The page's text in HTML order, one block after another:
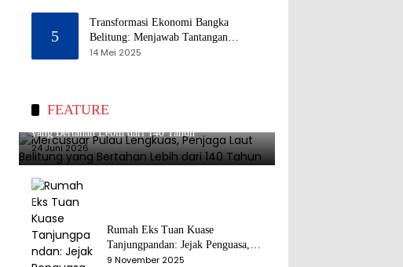
5
Transformasi Ekonomi Bangka
Belitung: Menjawab Tantangan
Melalui Pengelolaan Sumber Daya
14 Mei 2025
FEATURE
Mercusuar Pulau Lengkuas, Penjaga Laut Belitung
yang Bertahan Lebih dari 140 Tahun
24 Juni 2026
Rumah Eks Tuan Kuase
Tanjungpandan: Jejak Penguasa,
Jejak Kenangan
9 November 2025